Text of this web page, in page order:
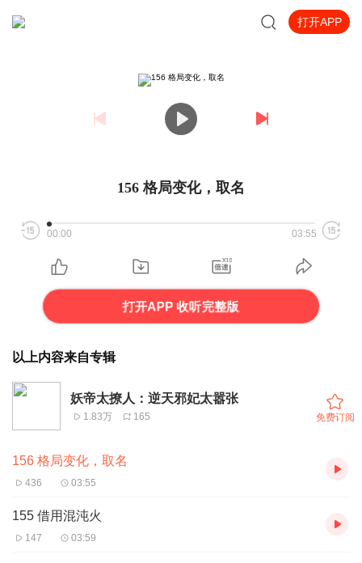
打开APP
156 格局变化，取名
00:00 03:55
打开APP 收听完整版
以上内容来自专辑
妖帝太撩人：逆天邪妃太嚣张
1.83万 165 免费订阅
156 格局变化，取名
436 03:55
155 借用混沌火
147 03:59